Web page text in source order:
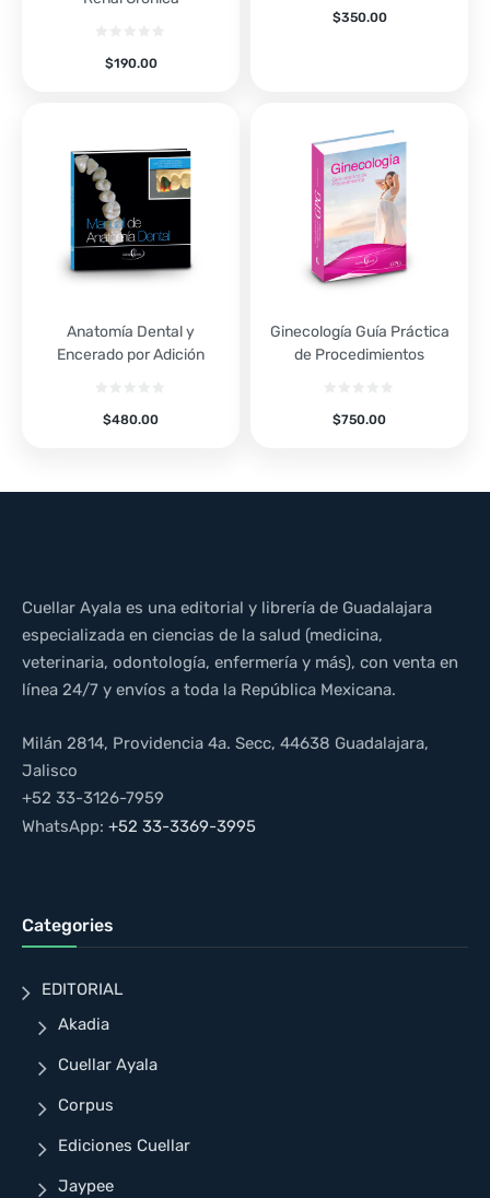
$190.00
$350.00
Anatomía Dental y
Encerado por Adición
$480.00
Ginecología Guía Práctica
de Procedimientos
$750.00
Cuellar Ayala es una editorial y librería de Guadalajara
especializada en ciencias de la salud (medicina,
veterinaria, odontología, enfermería y más), con venta en
línea 24/7 y envíos a toda la República Mexicana.
Milán 2814, Providencia 4a. Secc, 44638 Guadalajara,
Jalisco
+52 33-3126-7959
WhatsApp: +52 33-3369-3995
Categories
EDITORIAL
Akadia
Cuellar Ayala
Corpus
Ediciones Cuellar
Jaypee